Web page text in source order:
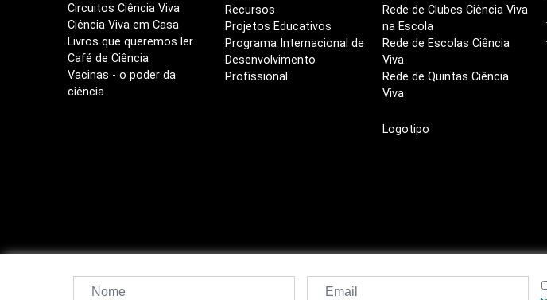
Circuitos Ciência Viva
Ciência Viva em Casa
Livros que queremos ler
Café de Ciência
Vacinas - o poder da
ciência
Recursos
Projetos Educativos
Programa Internacional de
Desenvolvimento
Profissional
Rede de Clubes Ciência Viva
na Escola
Rede de Escolas Ciência
Viva
Rede de Quintas Ciência
Viva
Logotipo
-2026,